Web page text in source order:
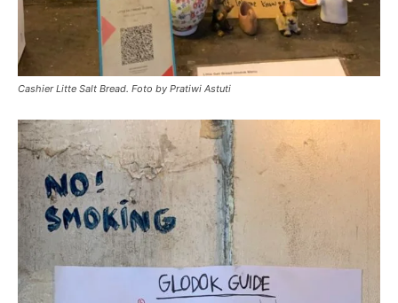
Cashier Litte Salt Bread. Foto by Pratiwi Astuti